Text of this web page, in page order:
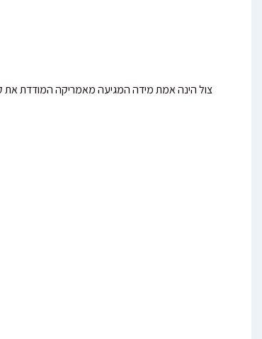
צול הינה אמת מידה המגיעה מאמריקה המודדת את קוטרם של